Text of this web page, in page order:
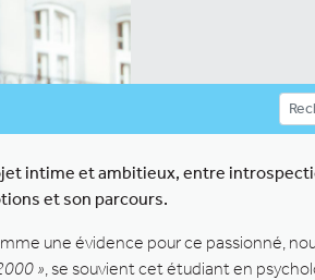
intime et ambitieux, entre
et son parcours.
une évidence pour ce passionné,
», se souvient cet étudiant en